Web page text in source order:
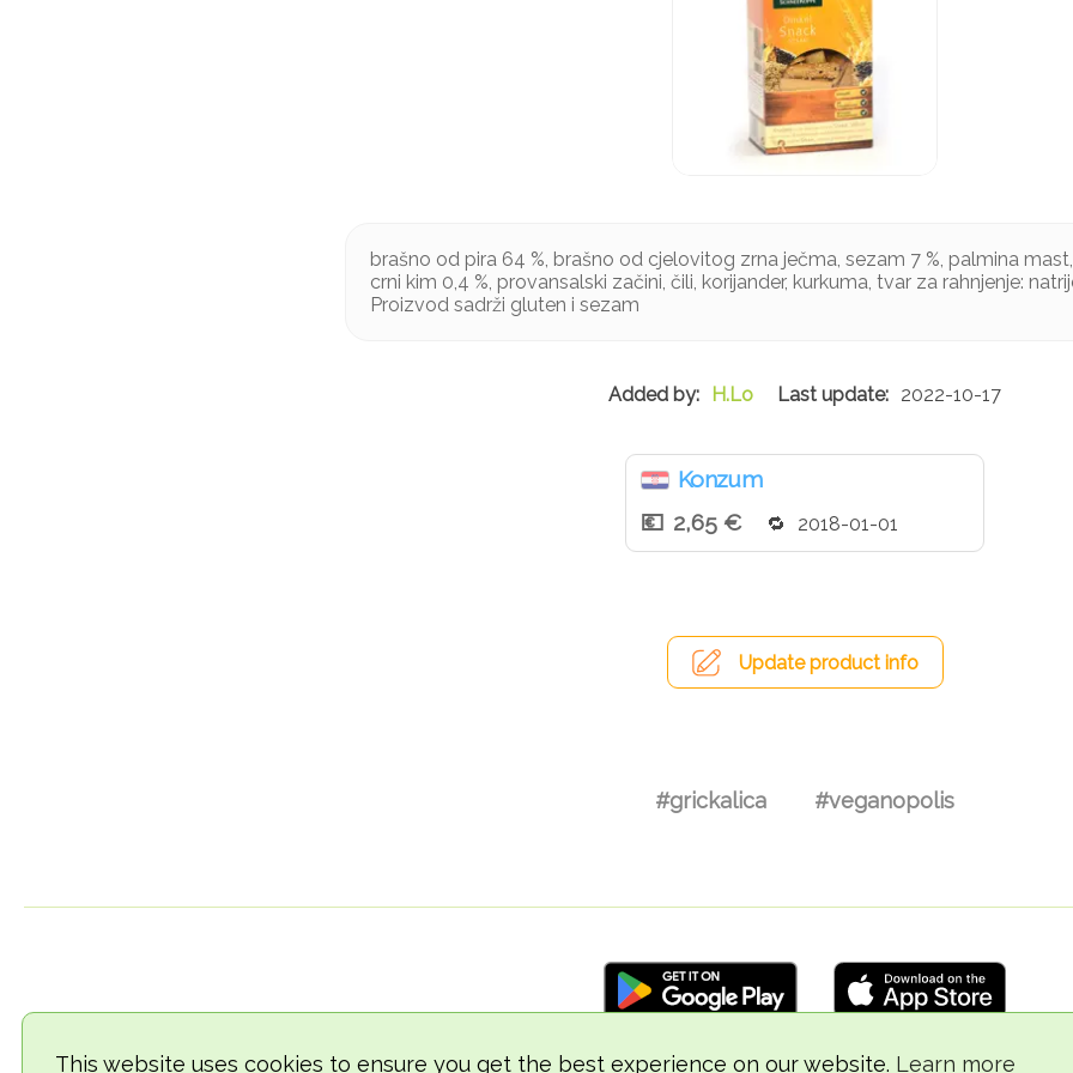
This website uses cookies to ensure you get the best experience on our website. Learn more
brašno od pira 64 %, brašno od cjelovitog zrna ječma, sezam 7 %, palmina
crni kim 0,4 %, provansalski začini, čili, korijander, kurkuma, tvar za rahnjenje:
Proizvod sadrži gluten i sezam
H.Lo 2022-10-17
Konzum
2,65 €
2018-01-01
Update product info
#grickalica #veganopolis